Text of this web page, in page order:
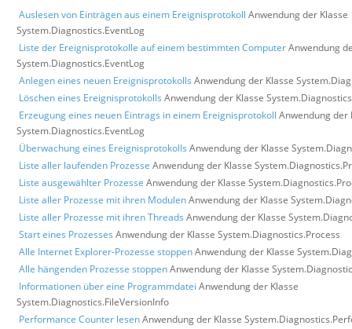
Auslesen von Einträgen aus einem Ereignisprotokoll Anwendung der Klasse
System.Diagnostics.EventLog
Liste der Ereignisprotokolle auf einem bestimmten ComputerAnwendung
System.Diagnostics.EventLog
Anlegen eines neuen Ereignisprotokolls Anwendung der Klasse
Löschen eines Ereignisprotokolls Anwendung der Klasse
Erzeugung eines neuen Eintrags in einem Ereignisprotokoll Anwendung der
System.Diagnostics.EventLog
Überwachung eines Ereignisprotokolls Anwendung der Klasse
Liste aller laufenden Prozesse Anwendung der Klasse
Liste ausgewählter Prozesse Anwendung der Klasse
Liste aller Prozesse mit ihren ModulenAnwendung der Klasse
Liste aller Prozesse mit ihren Threads Anwendung der Klasse
Start eines Prozesses Anwendung der Klasse System.Diagnostics.Process
Alle Internet Explorer-Prozesse stoppenAnwendung der Klasse
Alle hängenden Prozesse stoppenAnwendung der Klasse
Informationen über eine Programmdatei Anwendung der Klasse
System.Diagnostics.FileVersionInfo
Performance Counter lesenAnwendung der Klasse